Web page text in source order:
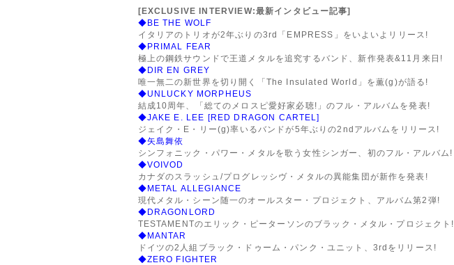
[EXCLUSIVE INTERVIEW:最新インタビュー記事]
◆BE THE WOLF
イタリアのトリオが2年ぶりの3rd「EMPRESS」をいよいよリリース!
◆PRIMAL FEAR
極上の鋼鉄サウンドで王道メタルを追究するバンド、新作発表&11月来日!
◆DIR EN GREY
唯一無二の新世界を切り開く「The Insulated World」を薫(g)が語る!
◆UNLUCKY MORPHEUS
結成10周年、「総てのメロスピ愛好家必聴!」のフル・アルバムを発表!
◆JAKE E. LEE [RED DRAGON CARTEL]
ジェイク・E・リー(g)率いるバンドが5年ぶりの2ndアルバムをリリース!
◆矢島舞依
シンフォニック・パワー・メタルを歌う女性シンガー、初のフル・アルバム!
◆VOIVOD
カナダのスラッシュ/プログレッシヴ・メタルの異能集団が新作を発表!
◆METAL ALLEGIANCE
現代メタル・シーン随一のオールスター・プロジェクト、アルバム第2弾!
◆DRAGONLORD
TESTAMENTのエリック・ピーターソンのブラック・メタル・プロジェクト!
◆MANTAR
ドイツの2人組ブラック・ドゥーム・パンク・ユニット、3rdをリリース!
◆ZERO FIGHTER